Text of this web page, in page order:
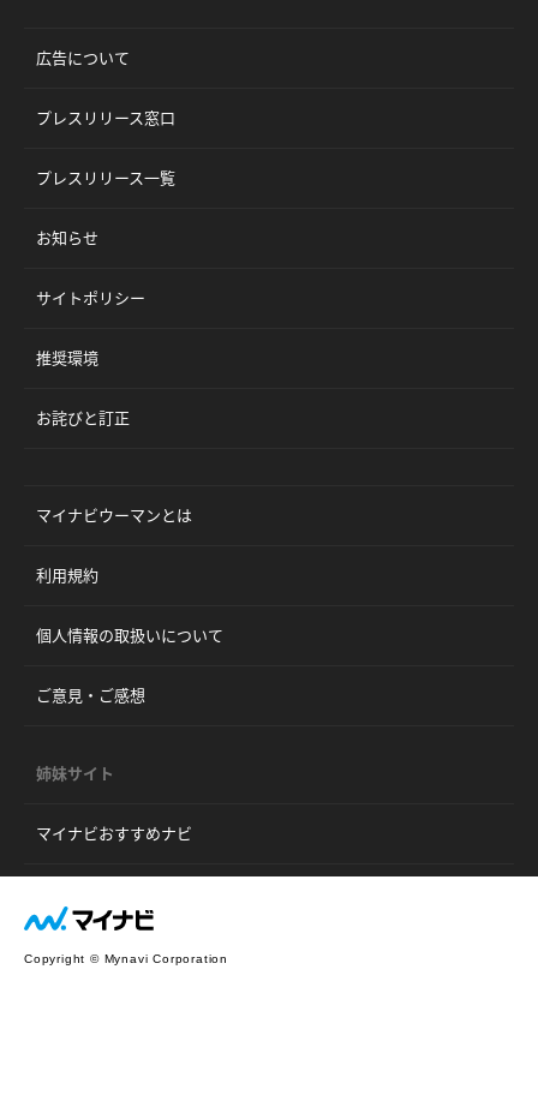
広告について
プレスリリース窓口
プレスリリース一覧
お知らせ
サイトポリシー
推奨環境
お詫びと訂正
マイナビウーマンとは
利用規約
個人情報の取扱いについて
ご意見・ご感想
姉妹サイト
マイナビおすすめナビ
Copyright © Mynavi Corporation